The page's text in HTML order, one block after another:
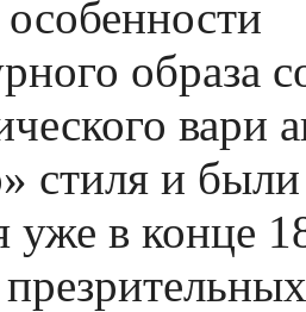
образа
вари­
стиля и
уже в конце